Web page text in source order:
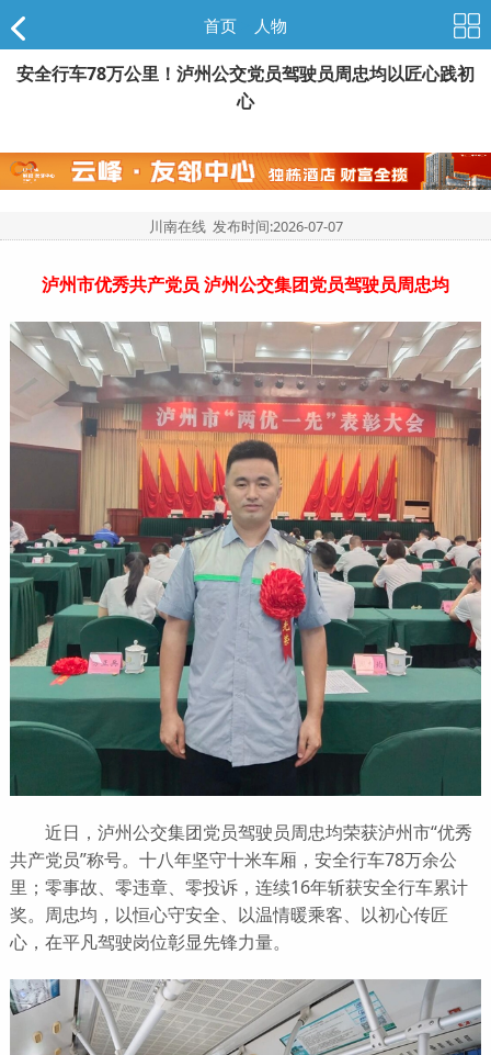
首页 人物
安全行车78万公里！泸州公交党员驾驶员周忠均以匠心践初
心
川南在线 发布时间:2026-07-07
泸州市优秀共产党员 泸州公交集团党员驾驶员周忠均
近日，泸州公交集团党员驾驶员周忠均荣获泸州市“优秀
共产党员”称号。十八年坚守十米车厢，安全行车78万余公
里；零事故、零违章、零投诉，连续16年斩获安全行车累计
奖。周忠均，以恒心守安全、以温情暖乘客、以初心传匠
心，在平凡驾驶岗位彰显先锋力量。